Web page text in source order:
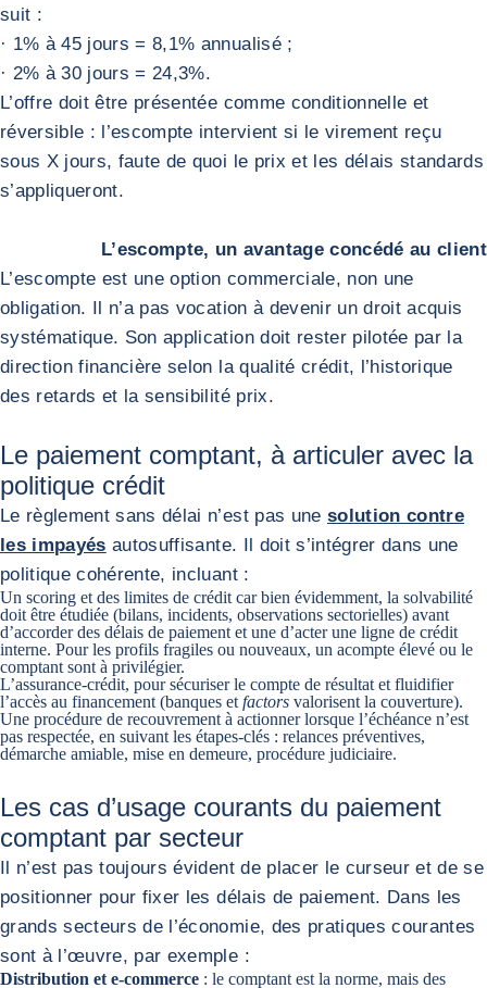
suit :
· 1% à 45 jours = 8,1% annualisé ;
· 2% à 30 jours = 24,3%.
L’offre doit être présentée comme conditionnelle et
réversible : l’escompte intervient si le virement reçu
sous X jours, faute de quoi le prix et les délais standards
s’appliqueront.
L’escompte, un avantage concédé au client
L’escompte est une option commerciale, non une
obligation. Il n’a pas vocation à devenir un droit acquis
systématique. Son application doit rester pilotée par la
direction financière selon la qualité crédit, l’historique
des retards et la sensibilité prix.
Le paiement comptant, à articuler avec la
politique crédit
Le règlement sans délai n’est pas une solution contre
les impayés autosuffisante. Il doit s’intégrer dans une
politique cohérente, incluant :
Un scoring et des limites de crédit car bien évidemment, la solvabilité
doit être étudiée (bilans, incidents, observations sectorielles) avant
d’accorder des délais de paiement et une d’acter une ligne de crédit
interne. Pour les profils fragiles ou nouveaux, un acompte élevé ou le
comptant sont à privilégier.
L’assurance-crédit, pour sécuriser le compte de résultat et fluidifier
l’accès au financement (banques et factors valorisent la couverture).
Une procédure de recouvrement à actionner lorsque l’échéance n’est
pas respectée, en suivant les étapes-clés : relances préventives,
démarche amiable, mise en demeure, procédure judiciaire.
Les cas d’usage courants du paiement
comptant par secteur
Il n’est pas toujours évident de placer le curseur et de se
positionner pour fixer les délais de paiement. Dans les
grands secteurs de l’économie, des pratiques courantes
sont à l’œuvre, par exemple :
Distribution et e‑commerce : le comptant est la norme, mais des